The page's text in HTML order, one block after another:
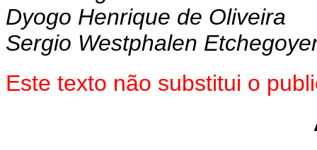
Dyogo Henrique de Oliveira
Sergio Westphalen
Este texto não substitui o